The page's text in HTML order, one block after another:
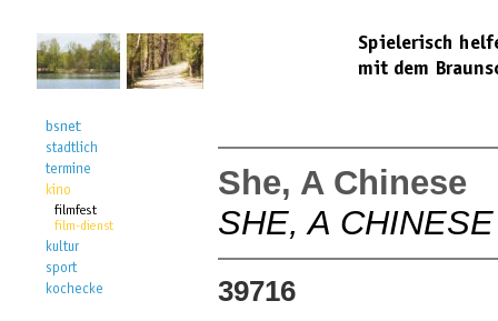
She, A Chinese
SHE, A CHINESE
39716